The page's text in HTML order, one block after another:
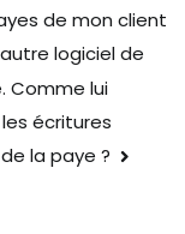
de mon client
logiciel de
Comme lui
écritures
la paye ?